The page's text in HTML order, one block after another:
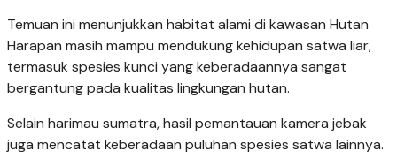
Temuan ini menunjukkan habitat alami di kawasan Hutan
Harapan masih mampu mendukung kehidupan satwa liar,
termasuk spesies kunci yang keberadaannya sangat
bergantung pada kualitas lingkungan hutan.
Selain harimau sumatra, hasil pemantauan kamera jebak
juga mencatat keberadaan puluhan spesies satwa lainnya.